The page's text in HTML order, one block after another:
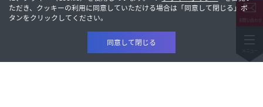
ただき、クッキーの利用に同意していただける場合は「同意して閉じる」ボ
タンをクリックしてください。
同意して閉じる